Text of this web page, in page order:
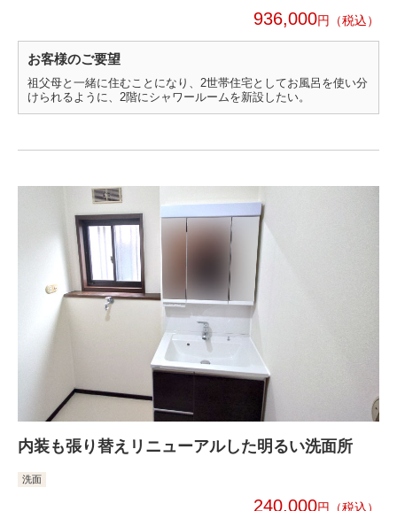
936,000円
お客様のご要望
祖父母と一緒に住むことになり、2世帯住宅としてお風呂を使い分
けられるように、2階にシャワールームを新設したい。
内装も張り替えリニューアルした明るい洗面所
洗面
240,000円